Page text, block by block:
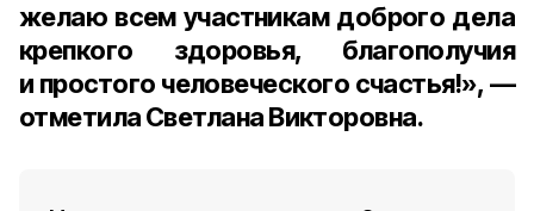
желаю всем участникам доброго дела
крепкого здоровья, благополучия
и простого человеческого счастья!», —
отметила Светлана Викторовна.